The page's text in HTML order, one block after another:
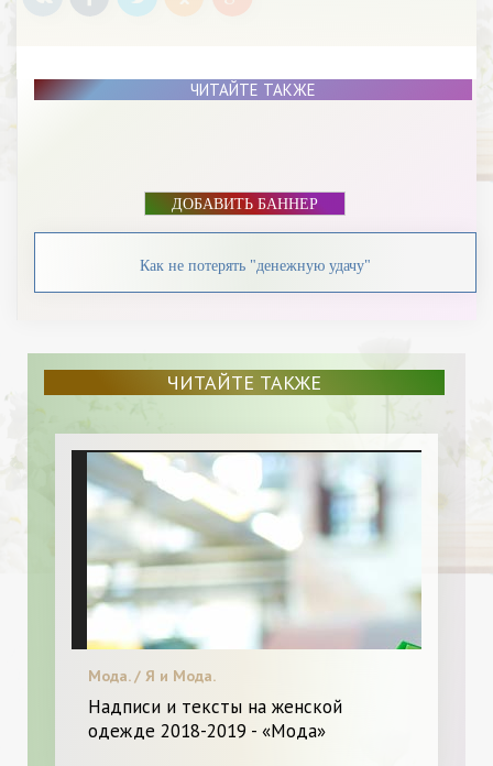
ЧИТАЙТЕ ТАКЖЕ
ДОБАВИТЬ БАННЕР
Как не потерять "денежную удачу"
ЧИТАЙТЕ ТАКЖЕ
Мода. / Я и Мода.
Надписи и тексты на женской
одежде 2018-2019 - «Мода»